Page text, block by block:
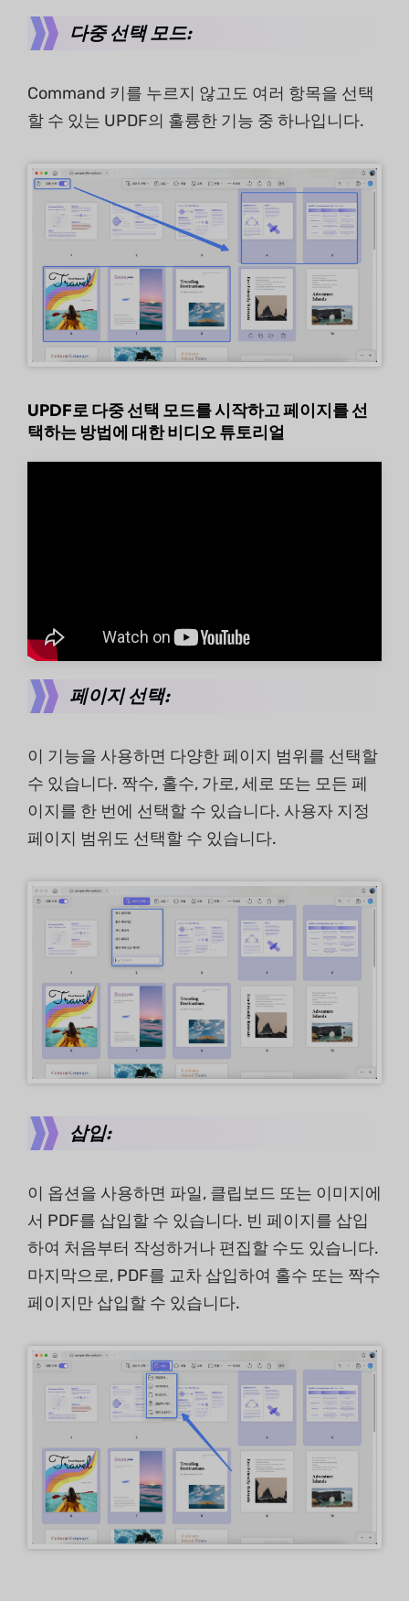
다중 선택 모드:
Command 키를 누르지 않고도 여러 항목을 선택
할 수 있는 UPDF의 훌륭한 기능 중 하나입니다.
UPDF로 다중 선택 모드를 시작하고 페이지를 선
택하는 방법에 대한 비디오 튜토리얼
페이지 선택:
이 기능을 사용하면 다양한 페이지 범위를 선택할
수 있습니다. 짝수, 홀수, 가로, 세로 또는 모든 페
이지를 한 번에 선택할 수 있습니다. 사용자 지정
페이지 범위도 선택할 수 있습니다.
삽입:
이 옵션을 사용하면 파일, 클립보드 또는 이미지에
서 PDF를 삽입할 수 있습니다. 빈 페이지를 삽입
하여 처음부터 작성하거나 편집할 수도 있습니다.
마지막으로, PDF를 교차 삽입하여 홀수 또는 짝수
페이지만 삽입할 수 있습니다.